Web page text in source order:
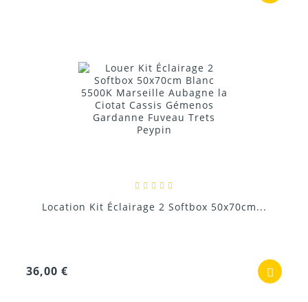
Location Kit Éclairage 2 Softbox 50x70cm...
36,00 €